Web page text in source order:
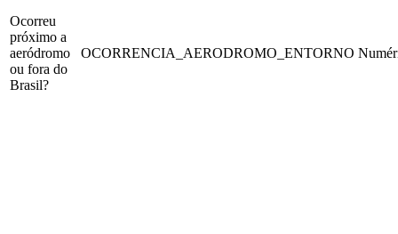
Ocorreu
próximo a
aeródromo
ou fora do
Brasil?
OCORRENCIA_AERODROMO_ENTORNO